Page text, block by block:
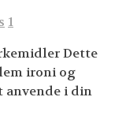
1
Dette
ironi og
anvende i din